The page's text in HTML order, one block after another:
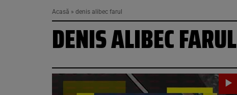
Acasă » denis alibec farul
DENIS ALIBEC FARUL